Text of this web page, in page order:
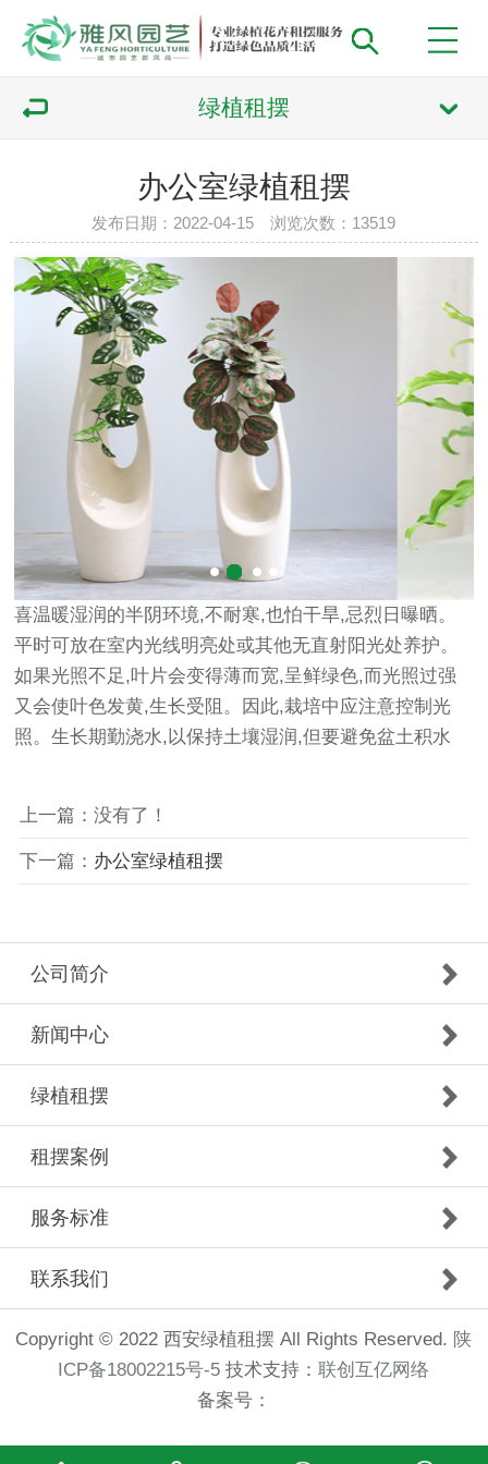
绿植租摆
办公室绿植租摆
发布日期：2022-04-15 浏览次数： 13519
喜温暖湿润的半阴环境,不耐寒,也怕干旱,忌烈日曝晒。
平时可放在室内光线明亮处或其他无直射阳光处养护。
如果光照不足,叶片会变得薄而宽,呈鲜绿色,而光照过强
又会使叶色发黄,生长受阻。因此,栽培中应注意控制光
照。生长期勤浇水,以保持土壤湿润,但要避免盆土积水
上一篇：没有了！
下一篇： 办公室绿植租摆
公司简介
新闻中心
绿植租摆
租摆案例
服务标准
联系我们
Copyright © 2022 西安绿植租摆 All Rights Reserved. 陕
ICP备18002215号-5 技术支持：联创互亿网络
备案号：